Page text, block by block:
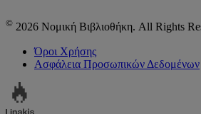
© 2026 Νομική Βιβλιοθήκη. All Rights
Όροι Χρήσης
Ασφάλεια Προσωπικών Δεδομένων